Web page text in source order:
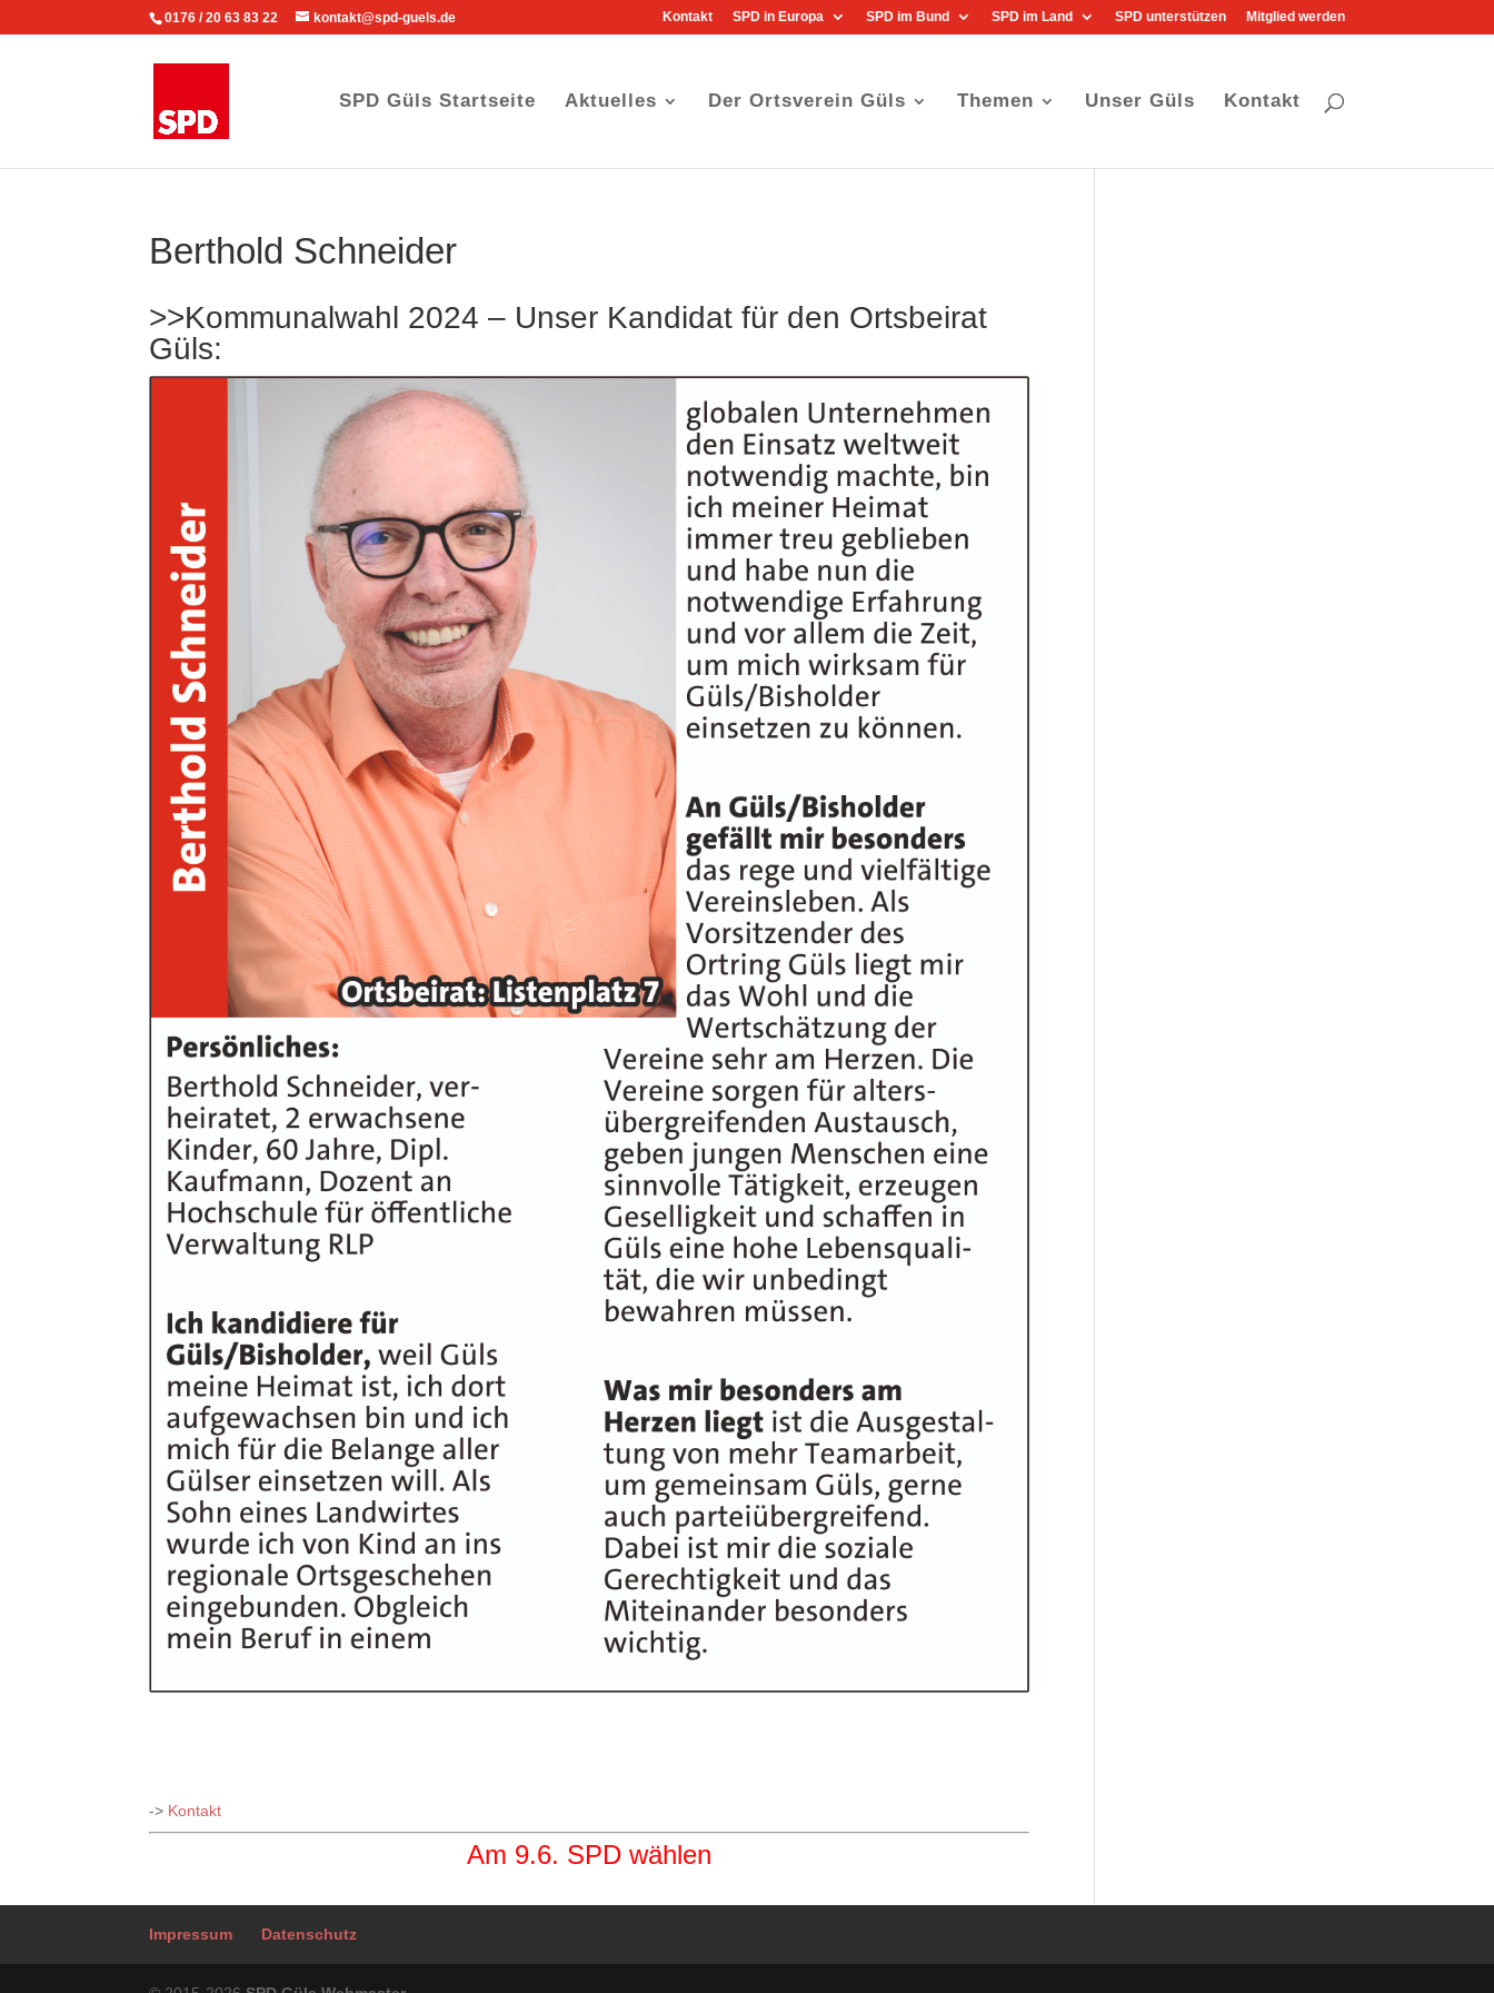
0176 / 20 63 83 22 kontakt@spd-guels.de Kontakt SPD in Europa SPD im Bund SPD im Land SPD unterstützen Mitglied werden
SPD Güls Startseite Aktuelles Der Ortsverein Güls Themen Unser Güls Kontakt
Berthold Schneider
>>Kommunalwahl 2024 – Unser Kandidat für den Ortsbeirat
Güls:
-> Kontakt
Am 9.6. SPD wählen
Impressum Datenschutz